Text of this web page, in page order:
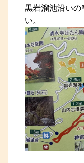
黒岩溜池沿いの
い。